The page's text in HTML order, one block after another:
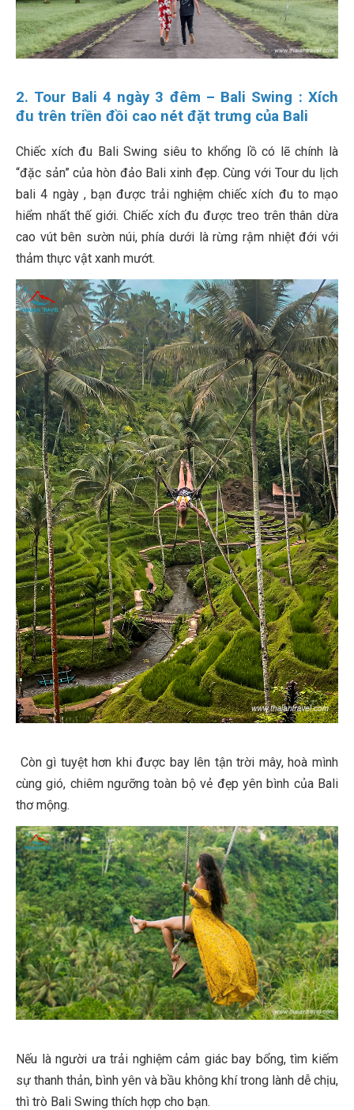
2. Tour Bali 4 ngày 3 đêm – Bali Swing : Xích
đu trên triền đồi cao nét đặt trưng của Bali
Chiếc xích đu Bali Swing siêu to khổng lồ có lẽ chính là
“đặc sản” của hòn đảo Bali xinh đẹp. Cùng với Tour du lịch
bali 4 ngày , bạn được trải nghiệm chiếc xích đu to mạo
hiểm nhất thế giới. Chiếc xích đu được treo trên thân dừa
cao vút bên sườn núi, phía dưới là rừng rậm nhiệt đới với
thảm thực vật xanh mướt.
Còn gì tuyệt hơn khi được bay lên tận trời mây, hoà mình
cùng gió, chiêm ngưỡng toàn bộ vẻ đẹp yên bình của Bali
thơ mộng.
Nếu là người ưa trải nghiệm cảm giác bay bổng, tìm kiếm
sự thanh thản, bình yên và bầu không khí trong lành dễ chịu,
thì trò Bali Swing thích hợp cho bạn.